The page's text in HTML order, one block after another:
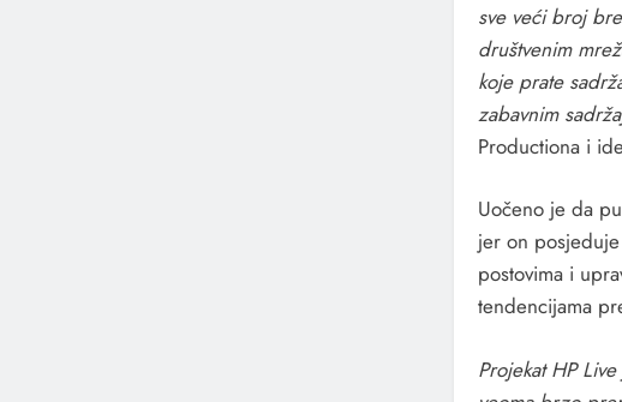
sve veći broj
društvenim
koje prate
zabavnim
Productiona i
Uočeno je da
jer on
postovima i
tendencijama
Projekat HP